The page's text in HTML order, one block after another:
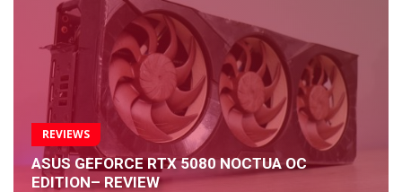
REVIEWS
ASUS GEFORCE RTX 5080 NOCTUA OC
EDITION– REVIEW